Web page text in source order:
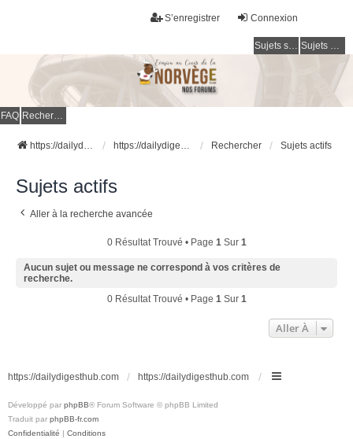
Connexion
S’enregistrer
Sujets sans réponse Sujets actifs
FAQ Rechercher
https://dailydigesthub.com https://dailydigesthub.com Rechercher Sujets actifs
Sujets actifs
Aller à la recherche avancée
0 Résultat Trouvé • Page 1Sur 1
Aucun sujet ou message ne correspond à vos critères de
recherche.
0 Résultat Trouvé • Page 1Sur 1
Aller À
https://dailydigesthub.com https://dailydigesthub.com
Développé par phpBB® Forum Software © phpBB Limited
Traduit par phpBB-fr.com
Confidentialité | Conditions